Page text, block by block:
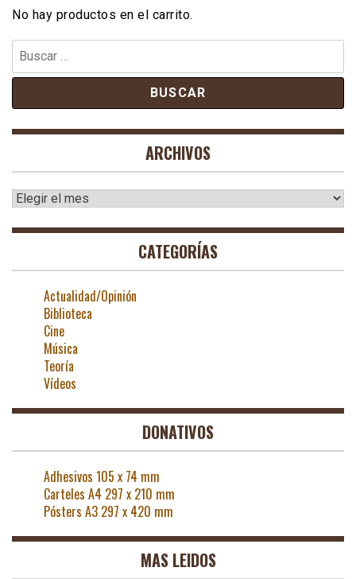
No hay productos en el carrito.
Buscar:
ARCHIVOS
Archivos
CATEGORÍAS
Actualidad/Opinión
Biblioteca
Cine
Música
Teoría
Vídeos
DONATIVOS
Adhesivos 105 x 74 mm
Carteles A4 297 x 210 mm
Pósters A3 297 x 420 mm
MAS LEIDOS